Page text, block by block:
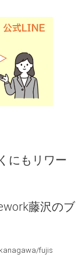
にもリワー
藤沢のブ
fujis